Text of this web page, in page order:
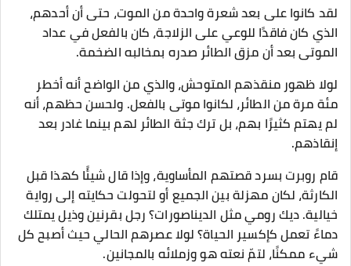
لقد كانوا على بعد شعرة واحدة من الموت، حتى أن أحدهم،
الذي كان فاقدًا للوعي على الزلاجة، كان بالفعل في عداد
الموتى بعد أن مزق الطائر صدره بمخالبه الضخمة.
لولا ظهور منقذهم المتوحش، والذي من الواضح أنه أخطر
مئة مرة من الطائر، لكانوا موتى بالفعل. ولحسن حظهم، أنه
لم يهتم كثيرًا بهم، بل ترك جثة الطائر لهم بينما غادر بعد
إنقاذهم.
قام روبرت بسرد قصتهم المأساوية، وإذا قال شيئًا كهذا قبل
الكارثة، لكان مهزلة بين الجميع أو لتحولت حكايته إلى رواية
خيالية. ديك رومي مثل الديناصورات؟ رجل بقرنين وذيل يمتلك
دماءً تعمل كإكسير الحياة؟ لولا عصرهم الحالي حيث أصبح كل
شيء ممكنًا، لتمّ نعته هو وزملائه بالمجانين.